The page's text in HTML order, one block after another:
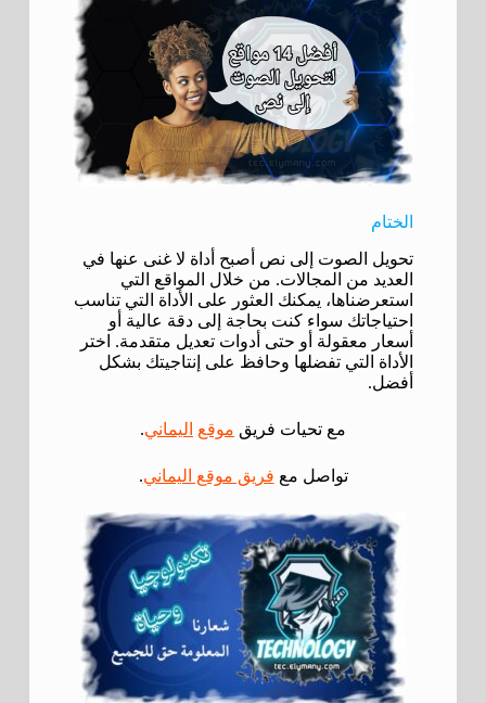
الختام
تحويل الصوت إلى نص أصبح أداة لا غنى عنها في
العديد من المجالات. من خلال المواقع التي
استعرضناها، يمكنك العثور على الأداة التي تناسب
احتياجاتك سواء كنت بحاجة إلى دقة عالية أو
أسعار معقولة أو حتى أدوات تعديل متقدمة. اختر
الأداة التي تفضلها وحافظ على إنتاجيتك بشكل
أفضل.
مع تحيات فريق موقع اليماني.
تواصل مع فريق موقع اليماني.